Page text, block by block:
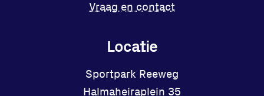
Locatie
Sportpark Reeweg
Halmaheiraplein 35
Vraag en contact